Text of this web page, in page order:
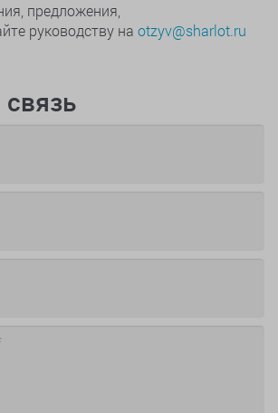
предложения,
руководству на otzyv@sharlot.ru